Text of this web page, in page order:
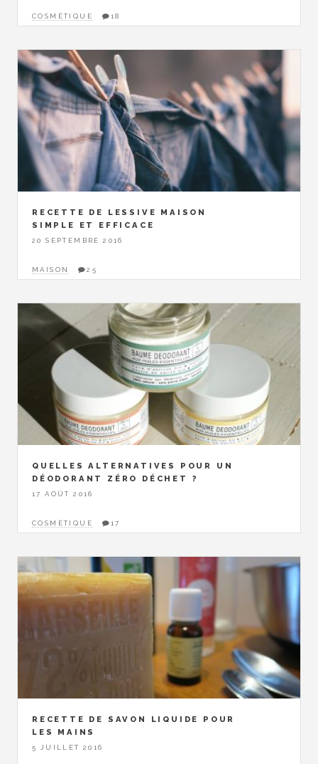
COSMÉTIQUE 18
RECETTE DE LESSIVE MAISON
SIMPLE ET EFFICACE
20 SEPTEMBRE 2016
MAISON 25
QUELLES ALTERNATIVES POUR UN
DÉODORANT ZÉRO DÉCHET ?
17 AOÛT 2016
COSMÉTIQUE 17
RECETTE DE SAVON LIQUIDE POUR
LES MAINS
5 JUILLET 2016